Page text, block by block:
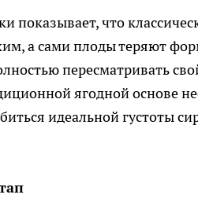
показывает, что
а сами плоды теряют
пересматривать
ягодной основе
идеальной густоты